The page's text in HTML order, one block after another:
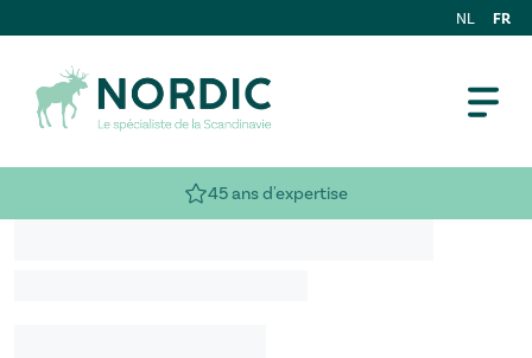
NL FR
45 ans d'expertise